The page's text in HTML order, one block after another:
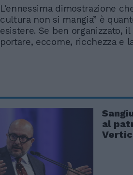
L'ennessima dimostrazione
cultura non si mangia” è
esistere. Se ben organizzato,
portare, eccome, ricchezza e
al